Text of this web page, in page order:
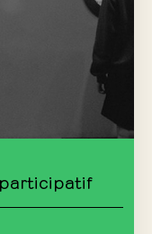
participatif